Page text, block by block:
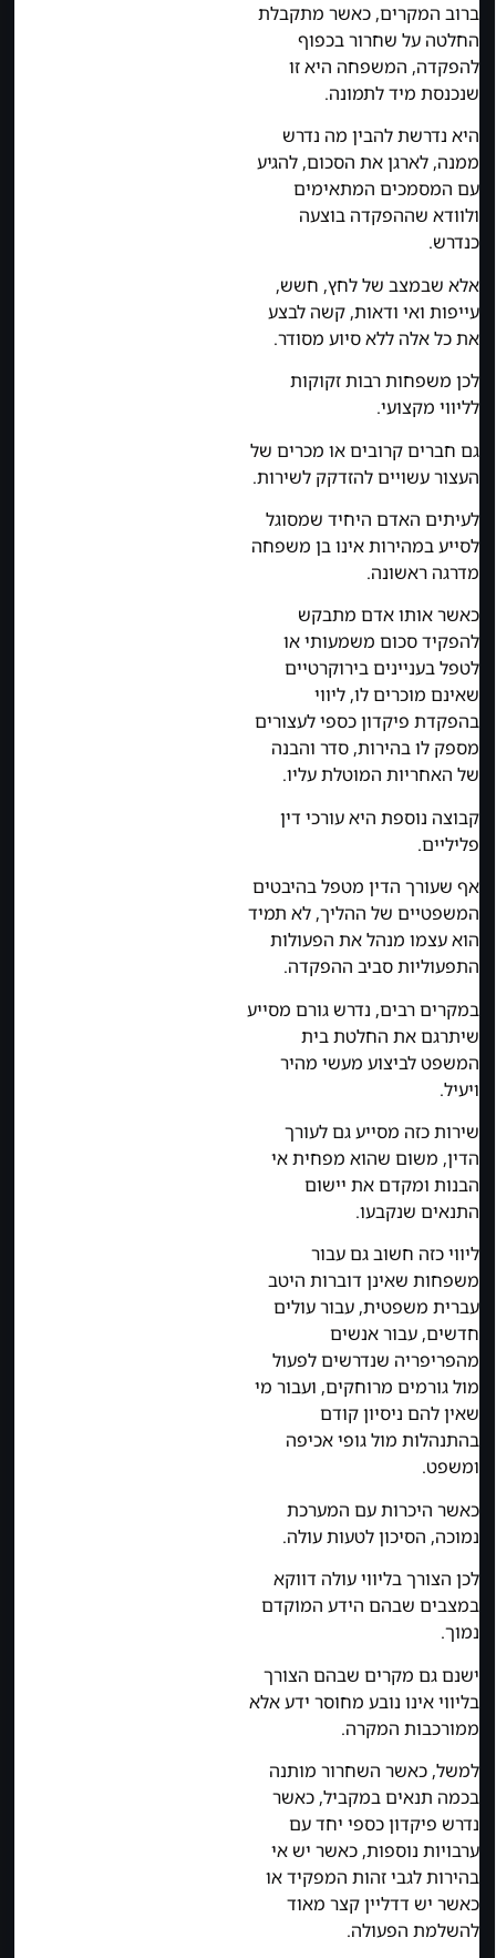
ברוב המקרים, כאשר מתקבלת
החלטה על שחרור בכפוף
להפקדה, המשפחה היא זו
שנכנסת מיד לתמונה.
היא נדרשת להבין מה נדרש
ממנה, לארגן את הסכום, להגיע
עם המסמכים המתאימים
ולוודא שההפקדה בוצעה
כנדרש.
אלא שבמצב של לחץ, חשש,
עייפות ואי ודאות, קשה לבצע
את כל אלה ללא סיוע מסודר.
לכן משפחות רבות זקוקות
לליווי מקצועי.
גם חברים קרובים או מכרים של
העצור עשויים להזדקק לשירות.
לעיתים האדם היחיד שמסוגל
לסייע במהירות אינו בן משפחה
מדרגה ראשונה.
כאשר אותו אדם מתבקש
להפקיד סכום משמעותי או
לטפל בעניינים בירוקרטיים
שאינם מוכרים לו, ליווי
בהפקדת פיקדון כספי לעצורים
מספק לו בהירות, סדר והבנה
של האחריות המוטלת עליו.
קבוצה נוספת היא עורכי דין
פליליים.
אף שעורך הדין מטפל בהיבטים
המשפטיים של ההליך, לא תמיד
הוא עצמו מנהל את הפעולות
התפעוליות סביב ההפקדה.
במקרים רבים, נדרש גורם מסייע
שיתרגם את החלטת בית
המשפט לביצוע מעשי מהיר
ויעיל.
שירות כזה מסייע גם לעורך
הדין, משום שהוא מפחית אי
הבנות ומקדם את יישום
התנאים שנקבעו.
ליווי כזה חשוב גם עבור
משפחות שאינן דוברות היטב
עברית משפטית, עבור עולים
חדשים, עבור אנשים
מהפריפריה שנדרשים לפעול
מול גורמים מרוחקים, ועבור מי
שאין להם ניסיון קודם
בהתנהלות מול גופי אכיפה
ומשפט.
כאשר היכרות עם המערכת
נמוכה, הסיכון לטעות עולה.
לכן הצורך בליווי עולה דווקא
במצבים שבהם הידע המוקדם
נמוך.
ישנם גם מקרים שבהם הצורך
בליווי אינו נובע מחוסר ידע אלא
ממורכבות המקרה.
למשל, כאשר השחרור מותנה
בכמה תנאים במקביל, כאשר
נדרש פיקדון כספי יחד עם
ערבויות נוספות, כאשר יש אי
בהירות לגבי זהות המפקיד או
כאשר יש דדליין קצר מאוד
להשלמת הפעולה.